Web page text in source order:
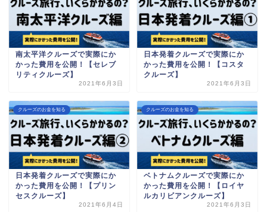
南太平洋クルーズで実際にか
かった費用を公開！【セレブ
リティクルーズ】
2021年6月3日
日本発着クルーズで実際にか
かった費用を公開！【コスタ
クルーズ】
2021年6月3日
クルーズのお金を知る
日本発着クルーズで実際にか
かった費用を公開！【プリン
セスクルーズ】
2021年6月4日
クルーズのお金を知る
ベトナムクルーズで実際にか
かった費用を公開！【ロイヤ
ルカリビアンクルーズ】
2021年6月3日